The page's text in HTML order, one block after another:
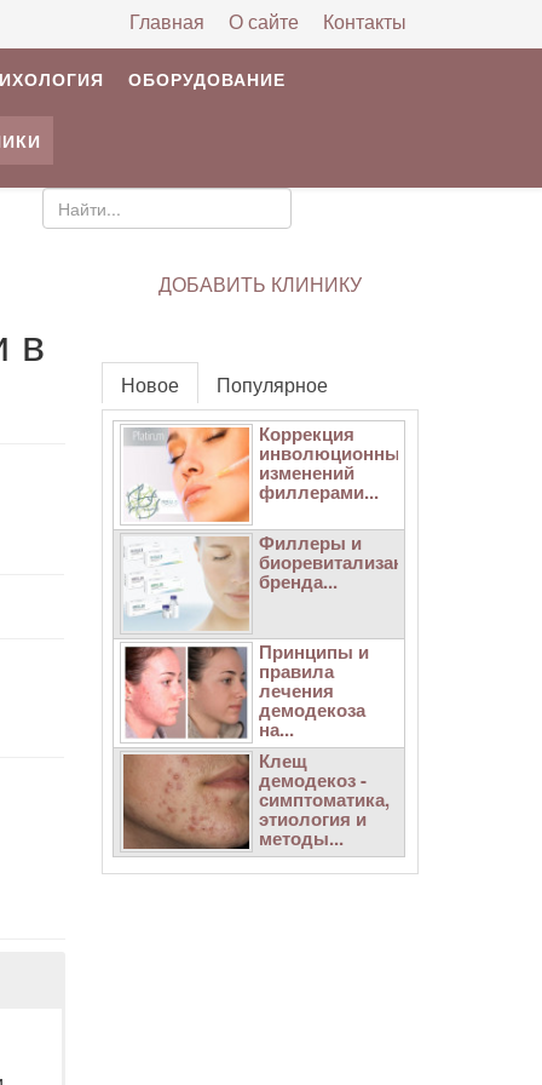
Контакты
О сайте
Главная
ОБОРУДОВАНИЕ
в
ДОБАВИТЬ КЛИНИКУ
Новое Популярное
Коррекция
инволюционных
изменений
филлерами...
Филлеры и
биоревитализанты
бренда...
Принципы и
правила
лечения
демодекоза
на...
Клещ
демодекоз -
симптоматика,
этиология и
методы...